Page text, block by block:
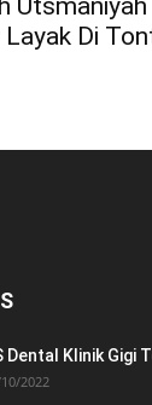
Di
Dental Klinik Gigi
2022